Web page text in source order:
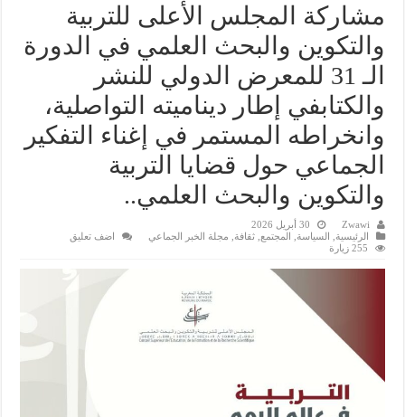
مشاركة المجلس الأعلى للتربية
والتكوين والبحث العلمي في الدورة
الـ 31 للمعرض الدولي للنشر
والكتابفي إطار ديناميته التواصلية،
وانخراطه المستمر في إغناء التفكير
الجماعي حول قضايا التربية
والتكوين والبحث العلمي..
Zwawi
30 أبريل 2026
الرئيسية
السياسة المجتمع ,ثقافة مجلة الخبر الجماعي
اضف تعليق
255 زيارة